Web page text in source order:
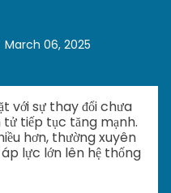
March 06, 2025
với sự thay đổi chưa
tiếp tục tăng mạnh.
hơn, thường xuyên
lực lớn lên hệ thống